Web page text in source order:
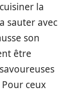
la
sauter avec
son
être
ceux